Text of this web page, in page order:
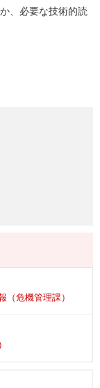
、必要な技術的読
（危機管理課）